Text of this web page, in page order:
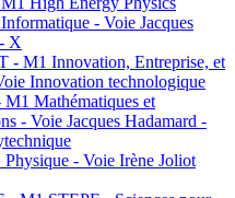
- Voie Jacques
X
- M1 Innovation, Entreprise, et
Innovation technologique
Mathématiques et
- Voie Jacques Hadamard -
- Voie Irène Joliot